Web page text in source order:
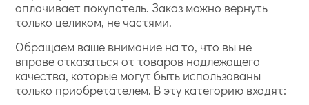
оплачивает покупатель. Заказ можно вернуть
только целиком, не частями.
Обращаем ваше внимание на то, что вы не
вправе отказаться от товаров надлежащего
качества, которые могут быть использованы
только приобретателем. В эту категорию входят: